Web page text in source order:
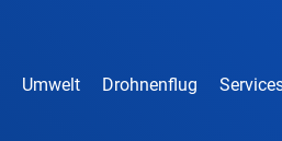
Umwelt Drohnenflug